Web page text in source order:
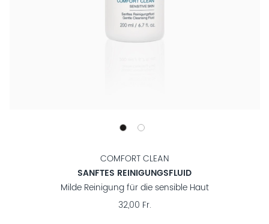
COMFORT CLEAN
SANFTES REINIGUNGSFLUID
Milde Reinigung für die sensible Haut
32,00 Fr.